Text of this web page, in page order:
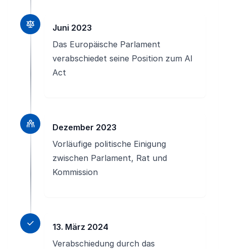
Juni 2023
Das Europäische Parlament
verabschiedet seine Position zum AI
Act
Dezember 2023
Vorläufige politische Einigung
zwischen Parlament, Rat und
Kommission
13. März 2024
Verabschiedung durch das